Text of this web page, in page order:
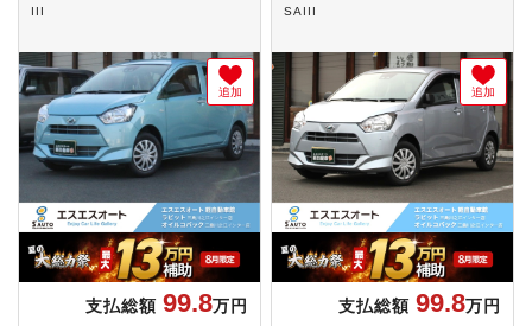
III
追加
支払総額 99.8万円
SAIII
追加
支払総額 99.8万円